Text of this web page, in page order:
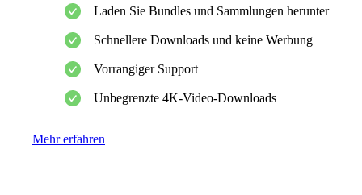
Laden Sie Bundles und Sammlungen herunter
Schnellere Downloads und keine Werbung
Vorrangiger Support
Unbegrenzte 4K-Video-Downloads
Mehr erfahren